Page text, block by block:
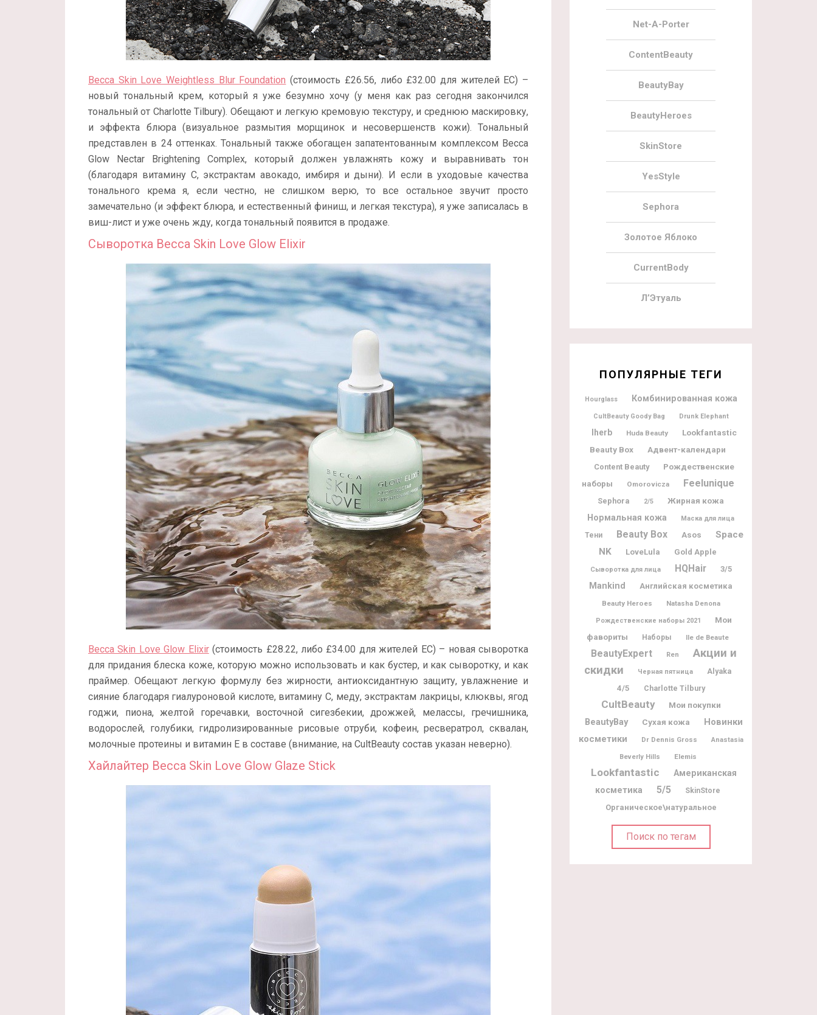
Becca Skin Love Weightless Blur Foundation (стоимость £26.56, либо £32.00 для жителей ЕС) –
новый тональный крем, который я уже безумно хочу (у меня как раз сегодня закончился
тональный от Charlotte Tilbury). Обещают и легкую кремовую текстуру, и среднюю маскировку,
и эффекта блюра (визуальное размытия морщинок и несовершенств кожи). Тональный
представлен в 24 оттенках. Тональный также обогащен запатентованным комплексом Becca
Glow Nectar Brightening Complex, который должен увлажнять кожу и выравнивать тон
(благодаря витамину С, экстрактам авокадо, имбиря и дыни). И если в уходовые качества
тонального крема я, если честно, не слишком верю, то все остальное звучит просто
замечательно (и эффект блюра, и естественный финиш, и легкая текстура), я уже записалась в
виш-лист и уже очень жду, когда тональный появится в продаже.
Сыворотка Becca Skin Love Glow Elixir
Becca Skin Love Glow Elixir(стоимость £28.22, либо £34.00 для жителей ЕС) – новая сыворотка
для придания блеска коже, которую можно использовать и как бустер, и как сыворотку, и как
праймер. Обещают легкую формулу без жирности, антиоксидантную защиту, увлажнение и
сияние благодаря гиалуроновой кислоте, витамину С, меду, экстрактам лакрицы, клюквы, ягод
годжи, пиона, желтой горечавки, восточной сигезбекии, дрожжей, мелассы, гречишника,
водорослей, голубики, гидролизированные рисовые отруби, кофеин, ресвератрол, сквалан,
молочные протеины и витамин Е в составе (внимание, на CultBeauty состав указан неверно).
Хайлайтер Becca Skin Love Glow Glaze Stick
Net-A-Porter
ContentBeauty
BeautyBay
BeautyHeroes
SkinStore
YesStyle
Sephora
Золотое Яблоко
CurrentBody
Л’Этуаль
ПОПУЛЯРНЫЕ ТЕГИ
Hourglass Комбинированная кожа
CultBeauty Goody Bag Drunk Elephant
Iherb Huda Beauty
Lookfantastic
Beauty Box
Адвент-календари
Content Beauty
Рождественские
наборы
Omorovicza Feelunique
Sephora 2/5
Жирная кожа
Нормальная кожа
Маска для лица
Тени Beauty Box Asos
Space
NK
LoveLula Gold Apple
Сыворотка для лица HQHair 3/5
Mankind Английская косметика
Beauty Heroes Natasha Denona
Рождественские наборы 2021
Мои
фавориты
Наборы Ile de Beaute
BeautyExpert Ren
Акции и
скидки
Черная пятница
Alyaka
4/5
Charlotte Tilbury
CultBeauty Мои покупки
BeautyBay Сухая кожа
Новинки
косметики
Dr Dennis Gross Anastasia
Beverly Hills Elemis
Lookfantastic
Американская
косметика
5/5 SkinStore
Органическое\натуральное
Поиск по тегам